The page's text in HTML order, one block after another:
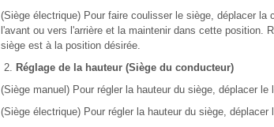
(Siège électrique) Pour faire coulisser le siège, déplacer
l'avant ou vers l'arrière et la maintenir dans cette position.
siège est à la position désirée.
Réglage de la hauteur (Siège du conducteur)
(Siège manuel) Pour régler la hauteur du siège, déplacer
(Siège électrique) Pour régler la hauteur du siège,